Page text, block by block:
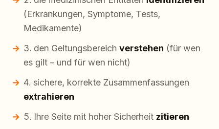
(Erkrankungen, Symptome, Tests,
Medikamente)
den Geltungsbereich verstehen (für wen
es gilt – und für wen nicht)
sichere, korrekte Zusammenfassungen
extrahieren
Ihre Seite mit hoher Sicherheit zitieren